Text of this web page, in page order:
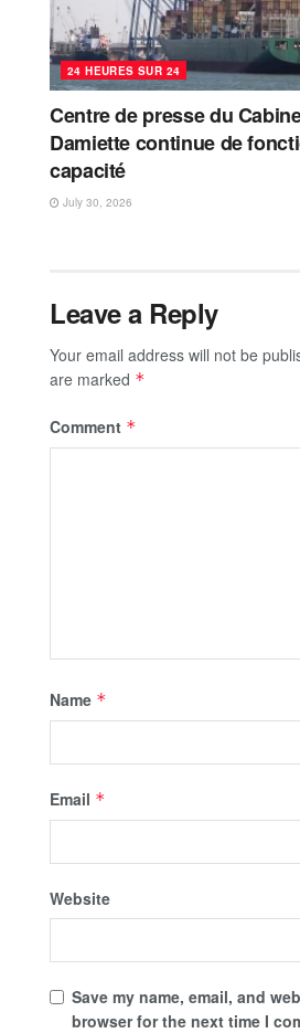
24 HEURES SUR 24
Centre de presse du
Damiette continue de
capacité
July 30, 2026
Leave a Reply
Your email address will not be
are marked *
Comment *
Name *
Email *
Website
Save my name, email, and
browser for the next time I